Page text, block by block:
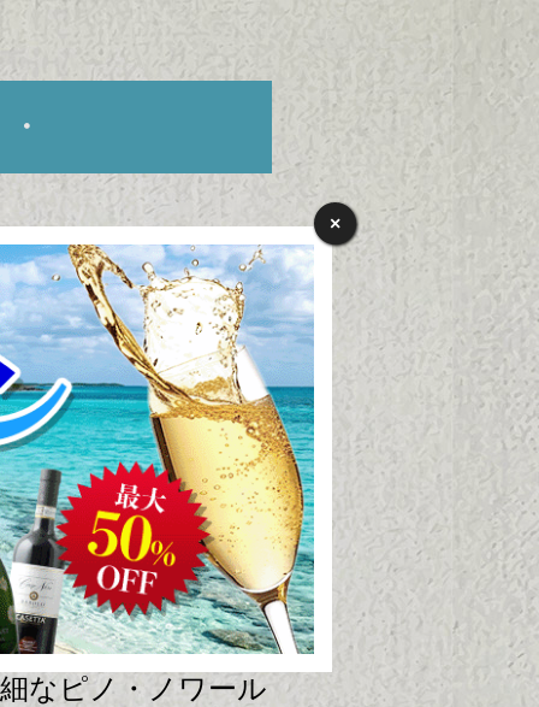
タイプ
ロマネ・コンテ
銘酒を生み出す高
”種。様々な品種
のワイン用ブドウ
土壌を選ぶ繊細な
な葡萄です。そん
なピノ・ノワール
×